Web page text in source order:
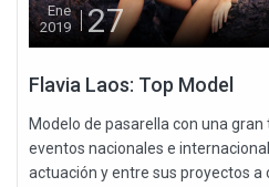
Ene
2019
27
Flavia Laos: Top Model
Modelo de pasarella con una
eventos nacionales e
actuación y entre sus proyectos a